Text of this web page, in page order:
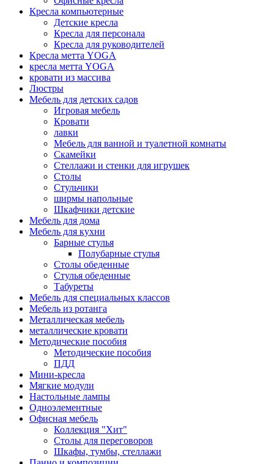
Кресла компьютерные
Детские кресла
Кресла для персонала
Кресла для руководителей
Кресла метта YOGA
кресла метта YOGA
кровати из массива
Люстры
Мебель для детских садов
Игровая мебель
Кровати
лавки
Мебель для ванной и туалетной комнаты
Скамейки
Стеллажи и стенки для игрушек
Столы
Стульчики
ширмы напольные
Шкафчики детские
Мебель для дома
Мебель для кухни
Барные стулья
Полубарные стулья
Столы обеденные
Стулья обеденные
Табуреты
Мебель для специальных классов
Мебель из ротанга
Металлическая мебель
металлические кровати
Методические пособия
Методические пособия
ПДД
Мини-кресла
Мягкие модули
Настольные лампы
Одноэлементные
Офисная мебель
Коллекция "Хит"
Столы для переговоров
Шкафы, тумбы, стеллажи